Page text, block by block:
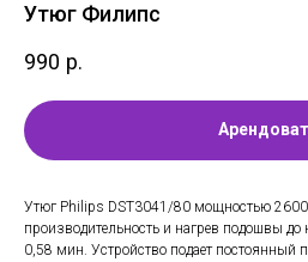
Утюг Филипс
990 р.
Утюг Philips DST3041/80 мощностью 2600
производительность и нагрев подошвы до
0,58 мин. Устройство подает постоянный